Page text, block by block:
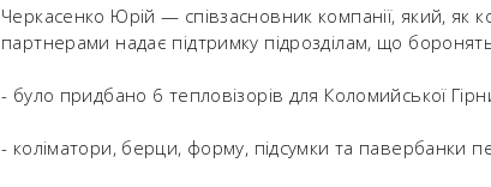
Черкасенко Юрій — співзасновник компанії, який,
партнерами надає підтримку підрозділам, що
- було придбано 6 тепловізорів для Коломийської
- коліматори, берци, форму, підсумки та павербанки